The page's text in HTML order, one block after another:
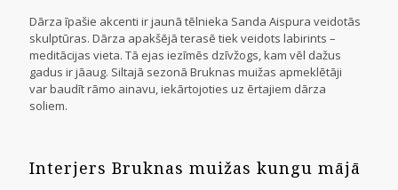
Dārza īpašie akcenti ir jaunā tēlnieka Sanda Aispura veidotās
skulptūras. Dārza apakšējā terasē tiek veidots labirints –
meditācijas vieta. Tā ejas iezīmēs dzīvžogs, kam vēl dažus
gadus ir jāaug. Siltajā sezonā Bruknas muižas apmeklētāji
var baudīt rāmo ainavu, iekārtojoties uz ērtajiem dārza
soliem.
Interjers Bruknas muižas kungu mājā